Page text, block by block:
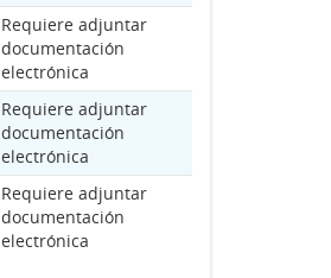
Requiere adjuntar
documentación
electrónica
Requiere adjuntar
documentación
electrónica
Requiere adjuntar
documentación
electrónica